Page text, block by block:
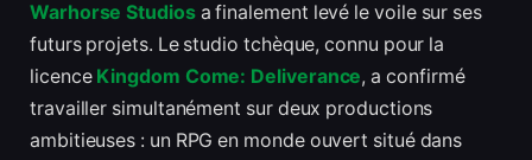
Warhorse Studiosa finalement levé le voile sur ses
futurs projets. Le studio tchèque, connu pour la
licence Kingdom Come: Deliverance, a confirmé
travailler simultanément sur deux productions
ambitieuses : un RPG en monde ouvert situé dans